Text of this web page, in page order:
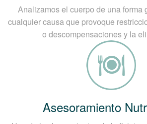
Analizamos el cuerpo de una forma
cualquier causa que provoque
o descompensaciones y la
Asesoramiento